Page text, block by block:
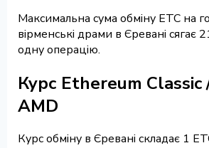
Максимальна сума обміну ETC на
вірменські драми в Єревані сягає
одну операцію.
Курс Ethereum Classic
AMD
Курс обміну в Єревані складає 1